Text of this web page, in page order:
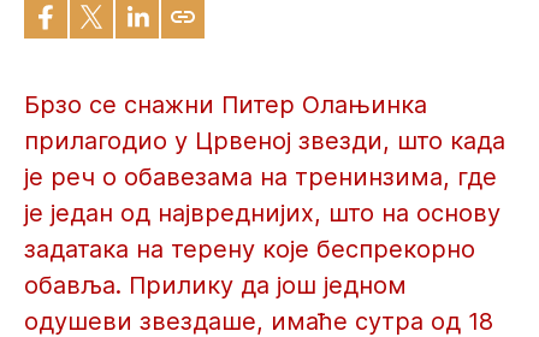
Брзо се снажни Питер Олањинка
прилагодио у Црвеној звезди, што када
је реч о обавезама на тренинзима, где
је један од највреднијих, што на основу
задатака на терену које беспрекорно
обавља. Прилику да још једном
одушеви звездаше, имаће сутра од 18